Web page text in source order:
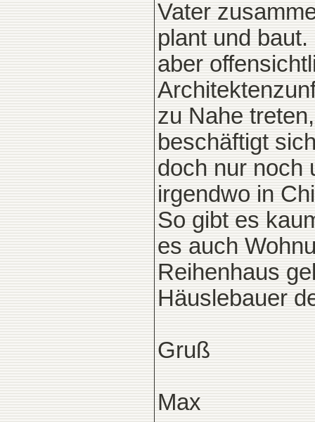
Vater
plant und
aber
zu Nahe
beschäftigt
doch nur noch
irgendwo in
So gibt es
es auch
Reihenhaus
Häuslebauer
Gruß
Max